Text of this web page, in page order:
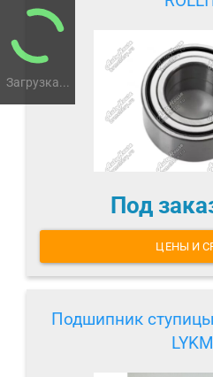
Загрузка...
Под
ЦЕНЫ И
Подшипник